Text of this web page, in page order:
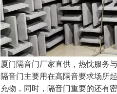
厦门隔音门厂家直供，热忱服务
隔音门主要用在高隔音要求场所
充物，同时，隔音门重要的还有